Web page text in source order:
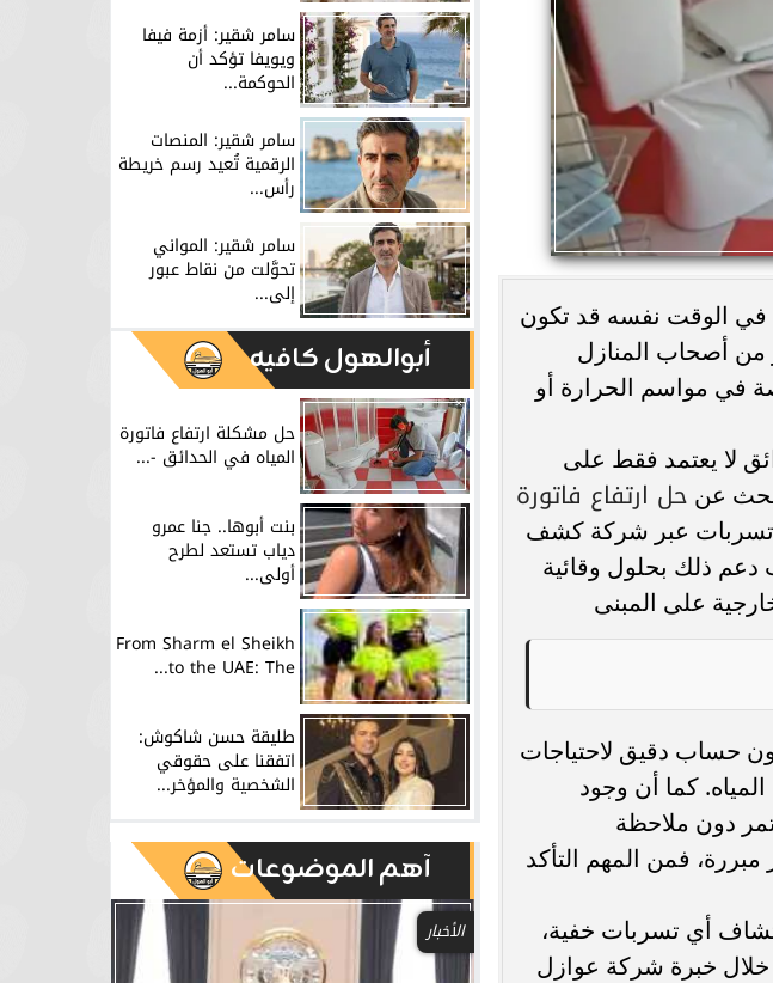
في الوقت نفسه قد تكون
من أصحاب المنازل
في مواسم الحرارة أو
لا يعتمد فقط على
عن حل ارتفاع فاتورة
تسربات عبر شركة كشف
دعم ذلك بحلول وقائية
على المبنى
حساب دقيق لاحتياجات
كما أن وجود
دون ملاحظة
فمن المهم التأكد
أي تسربات خفية،
خبرة شركة عوازل
سامر شقير: أزمة فيفا
ويويفا تؤكد أن
الحوكمة...
سامر شقير: المنصات
الرقمية تُعيد رسم خريطة
رأس...
سامر شقير: المواني
تحوَّلت من نقاط عبور
إلى...
أبوالهول كافيه
حل مشكلة ارتفاع فاتورة
المياه في الحدائق -...
بنت أبوها.. جنا عمرو
دياب تستعد لطرح
أولى...
From Sharm el Sheikh
to the UAE: The...
طليقة حسن شاكوش:
اتفقنا على حقوقي
الشخصية والمؤخر...
آهم الموضوعات
الأخبار